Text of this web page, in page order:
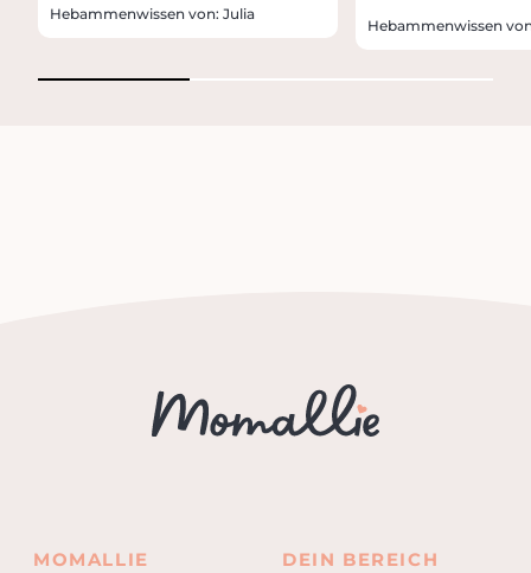
Hebammenwissen von: Julia
Hebammenwissen
MOMALLIE
DEIN BEREICH